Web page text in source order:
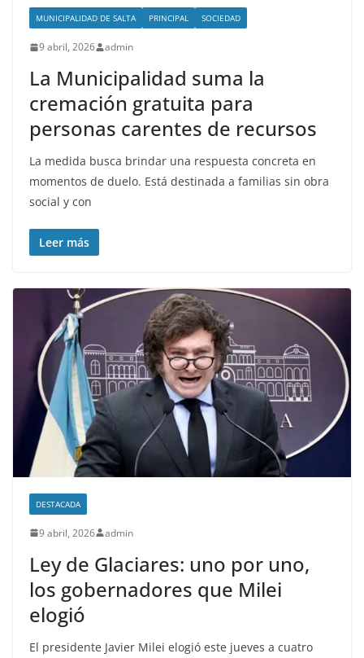
MUNICIPALIDAD DE SALTA PRINCIPAL SOCIEDAD
9 abril, 2026 admin
La Municipalidad suma la
cremación gratuita para
personas carentes de recursos
La medida busca brindar una respuesta concreta en
momentos de duelo. Está destinada a familias sin obra
social y con
Leer más
DESTACADA
9 abril, 2026 admin
Ley de Glaciares: uno por uno,
los gobernadores que Milei
elogió
El presidente Javier Milei elogió este jueves a cuatro